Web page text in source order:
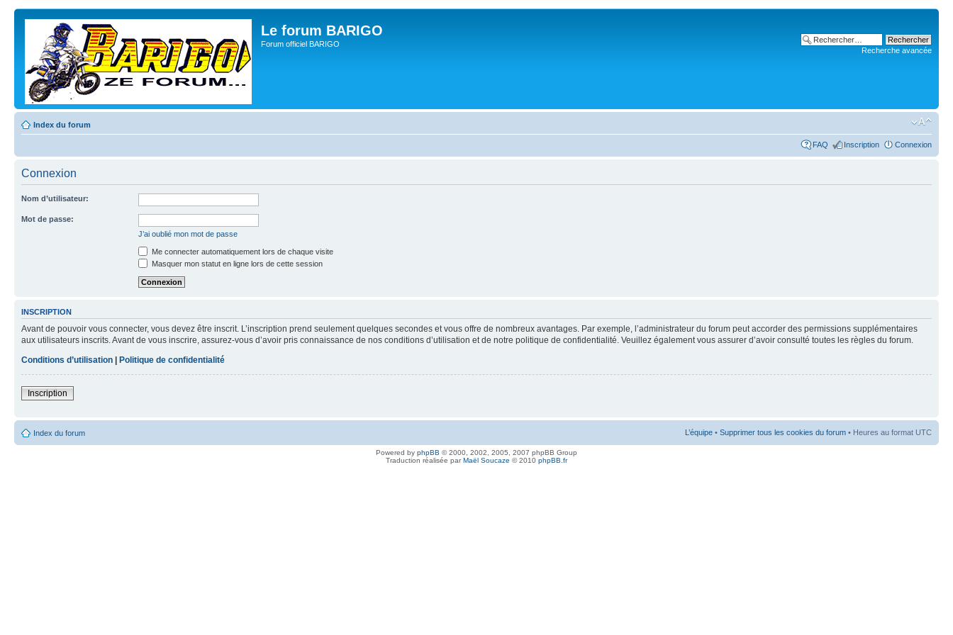
Le forum BARIGO
Forum officiel BARIGO
Recherche avancée
Index du forum
FAQ Inscription Connexion
Connexion
Nom d’utilisateur:
Mot de passe:
J’ai oublié mon mot de passe
Me connecter automatiquement lors de chaque visite
Masquer mon statut en ligne lors de cette session
INSCRIPTION
Avant de pouvoir vous connecter, vous devez être inscrit. L’inscription prend seulement quelques secondes et vous offre de nombreux avantages. Par exemple, l’administrateur du forum peut accorder des permissions supplémentaires
aux utilisateurs inscrits. Avant de vous inscrire, assurez-vous d’avoir pris connaissance de nos conditions d’utilisation et de notre politique de confidentialité. Veuillez également vous assurer d’avoir consulté toutes les règles du forum.
Conditions d’utilisation | Politique de confidentialité
Inscription
Index du forum L’équipe • Supprimer tous les cookies du forum • Heures au format UTC
Powered by phpBB © 2000, 2002, 2005, 2007 phpBB Group
Traduction réalisée parMaël Soucaze © 2010 phpBB.fr